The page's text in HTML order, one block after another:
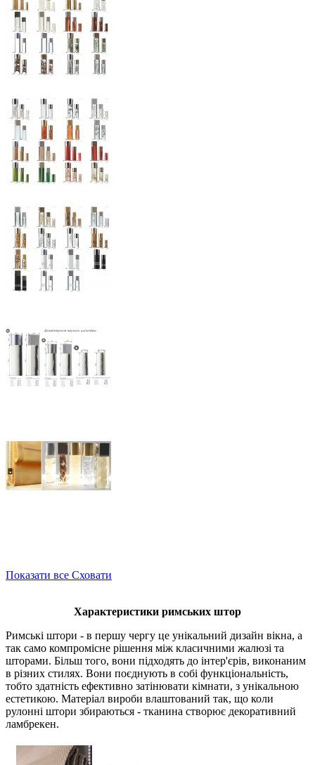
Показати все Сховати
Характеристики римських штор
Римські штори - в першу чергу це унікальний дизайн вікна, а
так само компромісне рішення між класичними жалюзі та
шторами. Більш того, вони підходять до інтер'єрів, виконаним
в різних стилях. Вони поєднують в собі функціональність,
тобто здатність ефективно затінювати кімнати, з унікальною
естетикою. Матеріал вироби влаштований так, що коли
рулонні штори збираються - тканина створює декоративний
ламбрекен.